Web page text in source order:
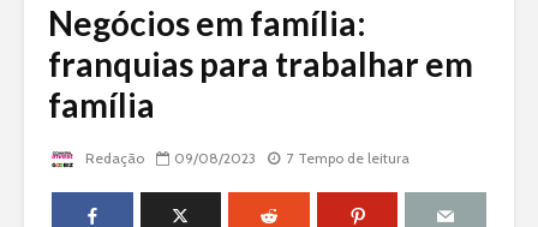
Negócios em família:
franquias para trabalhar em
família
Redação 09/08/2023 7 Tempo de leitura